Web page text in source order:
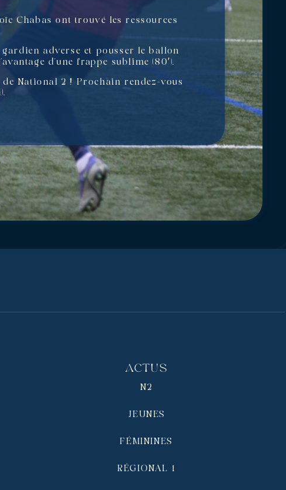
Chabas ont trouvé les ressources
gardien adverse et pousser le ballon
d’une frappe sublime (80′).
National 2 ! Prochain rendez-vous
Actus
N2
JEUNES
FÉMININES
RÉGIONAL 1